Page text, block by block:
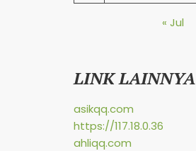
« Jul
LINK LAINNYA
asikqq.com
https://117.18.0.36
ahliqq.com